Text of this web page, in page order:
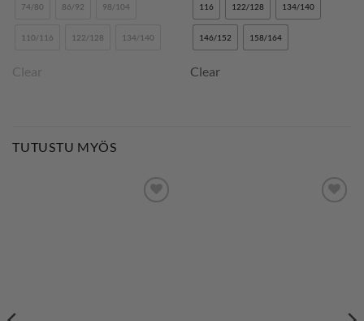
74/80 86/92 98/104
110/116 122/128 134/140
Clear
116 122/128 134/140
146/152 158/164
Clear
TUTUSTU MYÖS